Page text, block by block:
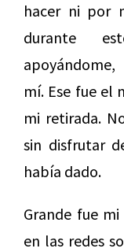
hacer ni por
durante
mí. Ese fue el
mi retirada.
sin disfrutar
había dado.
Grande fue
en las redes